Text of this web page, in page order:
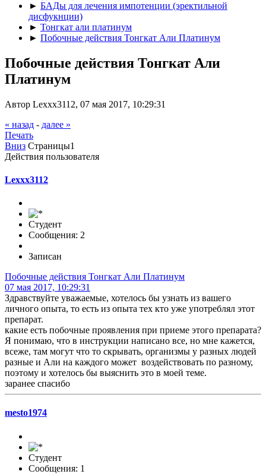
► БАДы для лечения импотенции (эректильной
дисфукнции)
► Тонгкат али платинум
► Побочные действия Тонгкат Али Платинум
Побочные действия Тонгкат Али
Платинум
Автор Lexxx3112, 07 мая 2017, 10:29:31
« назад - далее »
Печать
Вниз Страницы1
Действия пользователя
Lexxx3112
Студент
Сообщения: 2
Записан
Побочные действия Тонгкат Али Платинум
07 мая 2017, 10:29:31
Здравствуйте уважаемые, хотелось бы узнать из вашего
личного опыта, то есть из опыта тех кто уже употреблял этот
препарат.
какие есть побочные проявления при приеме этого препарата?
Я понимаю, что в инструкции написано все, но мне кажется,
всеже, там могут что то скрывать, организмы у разных людей
разные и Али на каждого может воздействовать по разному,
поэтому и хотелось бы выяснить это в моей теме.
заранее спасибо
mesto1974
Студент
Сообщения: 1